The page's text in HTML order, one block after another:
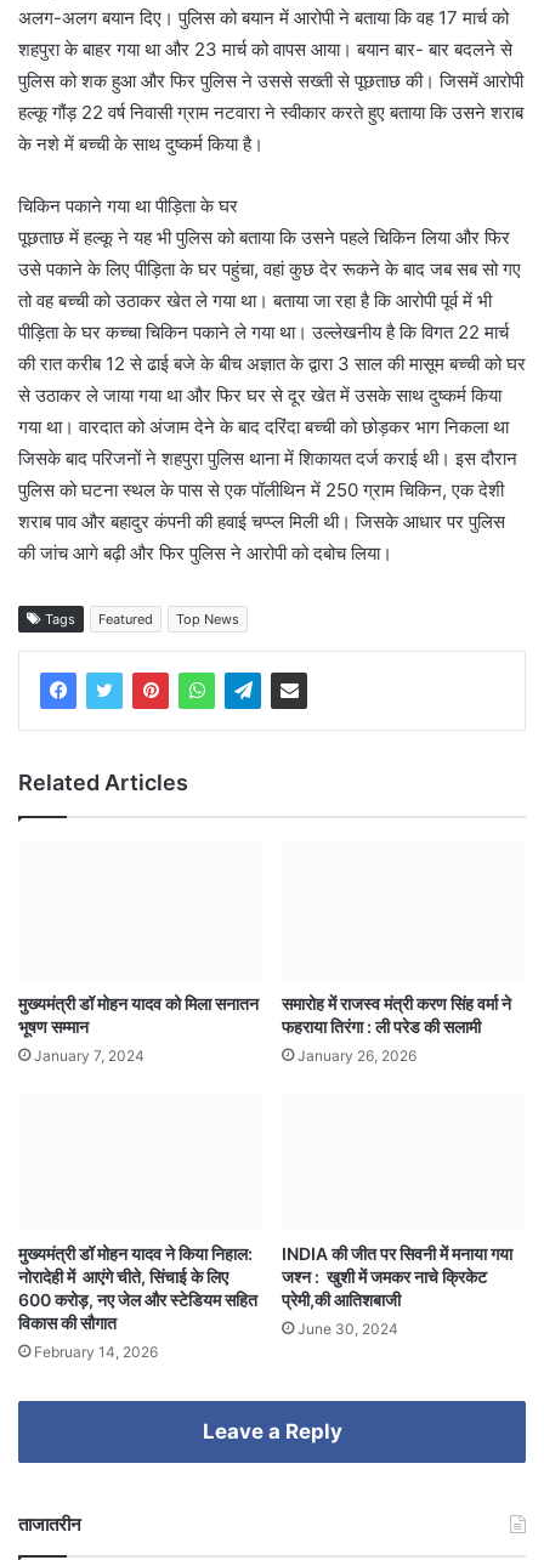
अलग-अलग बयान दिए। पुलिस को बयान में आरोपी ने बताया कि वह 17 मार्च को
शहपुरा के बाहर गया था और 23 मार्च को वापस आया। बयान बार- बार बदलने से
पुलिस को शक हुआ और फिर पुलिस ने उससे सख्ती से पूछताछ की। जिसमें आरोपी
हल्कू गौंड़ 22 वर्ष निवासी ग्राम नटवारा ने स्वीकार करते हुए बताया कि उसने शराब
के नशे में बच्ची के साथ दुष्कर्म किया है।
चिकिन पकाने गया था पीड़िता के घर
पूछताछ में हल्कू ने यह भी पुलिस को बताया कि उसने पहले चिकिन लिया और फिर
उसे पकाने के लिए पीड़िता के घर पहुंचा, वहां कुछ देर रूकने के बाद जब सब सो गए
तो वह बच्ची को उठाकर खेत ले गया था। बताया जा रहा है कि आरोपी पूर्व में भी
पीड़िता के घर कच्चा चिकिन पकाने ले गया था। उल्लेखनीय है कि विगत 22 मार्च
की रात करीब 12 से ढाई बजे के बीच अज्ञात के द्वारा 3 साल की मासूम बच्ची को घर
से उठाकर ले जाया गया था और फिर घर से दूर खेत में उसके साथ दुष्कर्म किया
गया था। वारदात को अंजाम देने के बाद दरिंदा बच्ची को छोड़कर भाग निकला था
जिसके बाद परिजनों ने शहपुरा पुलिस थाना में शिकायत दर्ज कराई थी। इस दौरान
पुलिस को घटना स्थल के पास से एक पॉलीथिन में 250 ग्राम चिकिन, एक देशी
शराब पाव और बहादुर कंपनी की हवाई चप्प्ल मिली थी। जिसके आधार पर पुलिस
की जांच आगे बढ़ी और फिर पुलिस ने आरोपी को दबोच लिया।
Tags Featured Top News
Related Articles
मुख्यमंत्री डॉ मोहन यादव को मिला सनातन
भूषण सम्मान
January 7, 2024
समारोह में राजस्व मंत्री करण सिंह वर्मा ने
फहराया तिरंगा : ली परेड की सलामी
January 26, 2026
मुख्यमंत्री डॉ मोहन यादव ने किया निहाल:
नोरादेही में आएंगे चीते, सिंचाई के लिए
600 करोड़, नए जेल और स्टेडियम सहित
विकास की सौगात
February 14, 2026
INDIA की जीत पर सिवनी में मनाया गया
जश्न : खुशी में जमकर नाचे क्रिकेट
प्रेमी,की आतिशबाजी
June 30, 2024
Leave a Reply
ताजातरीन